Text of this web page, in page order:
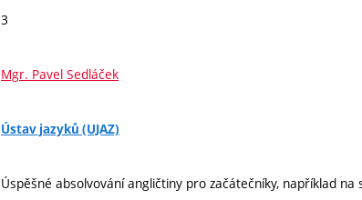
3
Mgr. Pavel Sedláček
Ústav jazyků (UJAZ)
Úspěšné absolvování angličtiny pro začátečníky, například na